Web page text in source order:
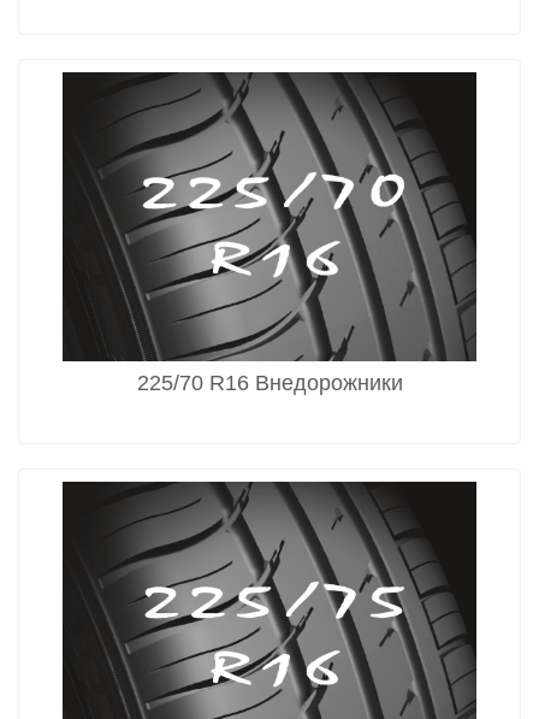
225/70 R16 Внедорожники